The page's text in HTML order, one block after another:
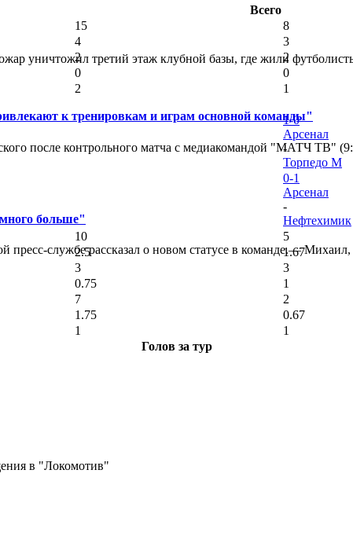
уничтожил третий этаж клубной базы, где жили
к тренировкам и играм основной команды"
после контрольного матча с медиакомандой "МАТЧ ТВ"
больше"
службе рассказал о новом статусе в команде.—
Всего
15
8
4
3
2
2
0
0
2 1
1-0
Арсенал
-
Торпедо М
0-1
Арсенал
-
Нефтехимик
10
5
2.5
1.67
3
3
0.75
1
7
2
1.75
0.67
1
1
Голов за тур
в "Локомотив"